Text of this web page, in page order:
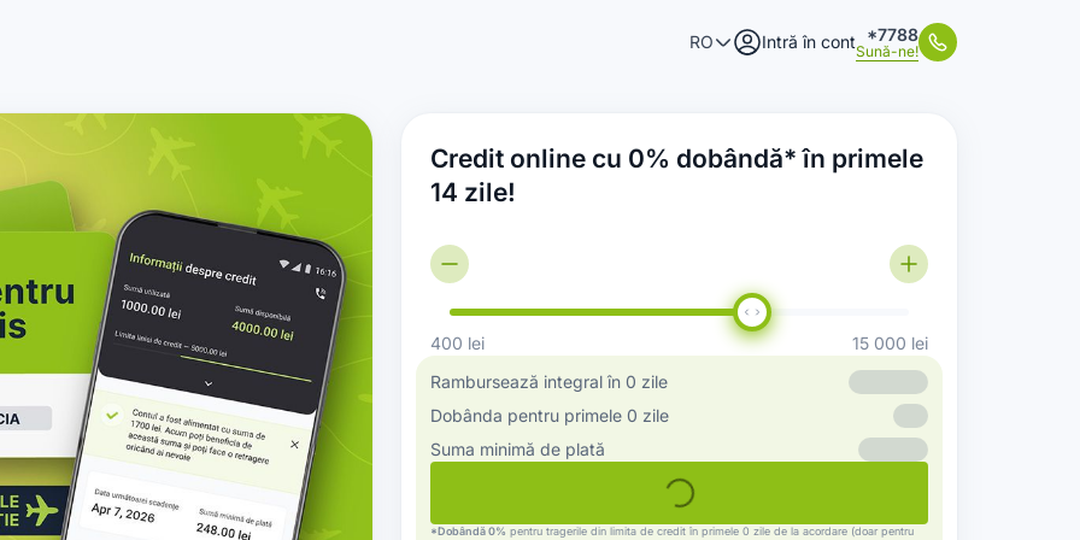
RO Intră în cont *7788
Sună-ne!
Credit online cu 0% dobândă* în primele
14 zile!
400 lei 15 000 lei
Rambursează integral în 0 zile
Dobânda pentru primele 0 zile
Suma minimă de plată
*Dobândă 0% pentru tragerile din limita de credit în primele 0 zile de la acordare (doar pentru